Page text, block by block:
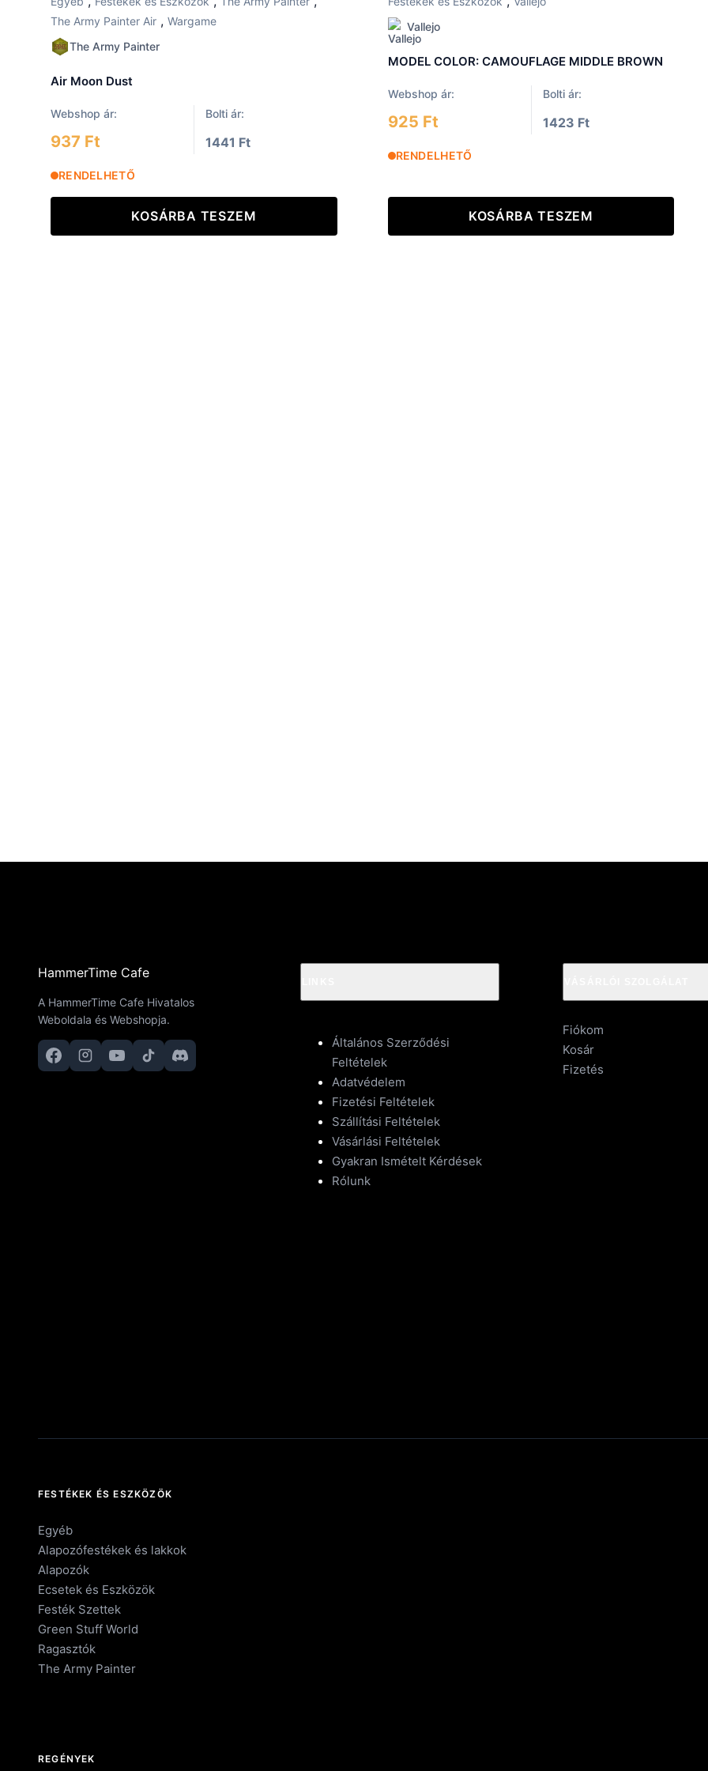
The Army Painter Air , Wargame
The Army Painter
Air Moon Dust
Webshop ár: Bolti ár:
937 Ft 1441 Ft
RENDELHETŐ
KOSÁRBA TESZEM
Vallejo
MODEL COLOR: CAMOUFLAGE MIDDLE BROWN
Webshop ár: Bolti ár:
925 Ft 1423 Ft
RENDELHETŐ
KOSÁRBA TESZEM
HammerTime Cafe
A HammerTime Cafe Hivatalos
Weboldala és Webshopja.
Általános Szerződési
Feltételek
Adatvédelem
Fizetési Feltételek
Szállítási Feltételek
Vásárlási Feltételek
Gyakran Ismételt Kérdések
Rólunk
Fiókom
Kosár
Fizetés
FESTÉKEK ÉS ESZKÖZÖK
Egyéb
Alapozófestékek és lakkok
Alapozók
Ecsetek és Eszközök
Festék Szettek
Green Stuff World
Ragasztók
The Army Painter
REGÉNYEK